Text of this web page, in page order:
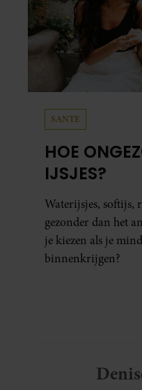
SANTE
HOE
IJSJES?
Waterijsjes, softijs,
gezonder dan het
je kiezen als je
binnenkrijgen?